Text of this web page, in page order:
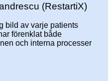
(RestartiX)
bild av varje patients
förenklat både
och interna processer